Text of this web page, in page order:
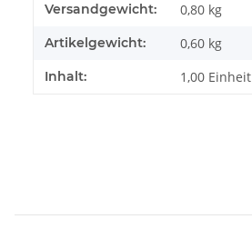
Versandgewicht: 0,80 kg
Artikelgewicht: 0,60 kg
Inhalt: 1,00 Einheit